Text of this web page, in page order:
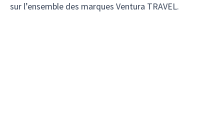
sur l’ensemble des marques Ventura TRAVEL.